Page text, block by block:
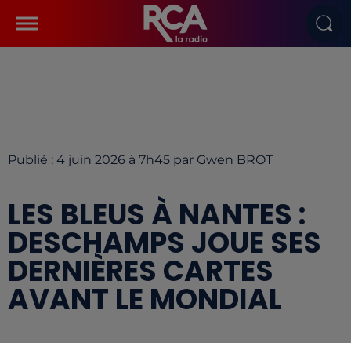
Publié : 4 juin 2026 à 7h45 par Gwen BROT
LES BLEUS À NANTES :
DESCHAMPS JOUE SES
DERNIÈRES CARTES
AVANT LE MONDIAL